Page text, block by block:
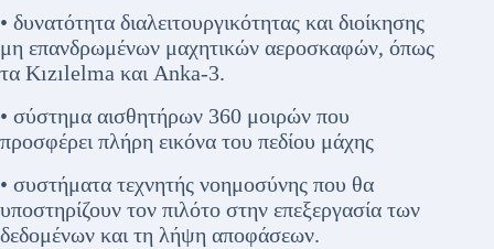
• δυνατότητα διαλειτουργικότητας και διοίκησης
μη επανδρωμένων μαχητικών αεροσκαφών, όπως
τα Kızılelma και Anka-3.
• σύστημα αισθητήρων 360 μοιρών που
προσφέρει πλήρη εικόνα του πεδίου μάχης
• συστήματα τεχνητής νοημοσύνης που θα
υποστηρίζουν τον πιλότο στην επεξεργασία των
δεδομένων και τη λήψη αποφάσεων.